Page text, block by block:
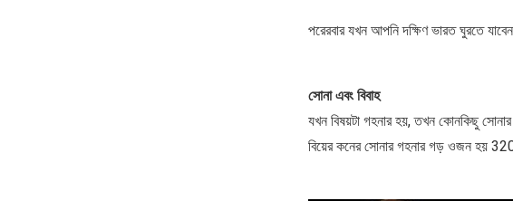
পরেরবার যখন আপনি দক্ষিণ ভারত ঘুরতে
সোনা এবং বিবাহ
যখন বিষয়টা গহনার হয়, তখন কোনকিছু
বিয়ের কনের সোনার গহনার গড় ওজন হয় 320